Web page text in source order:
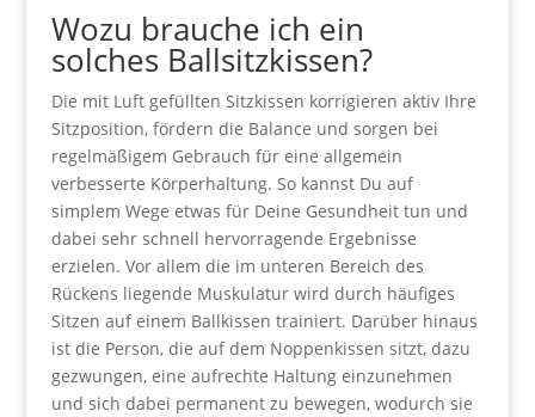
Wozu brauche ich ein
solches Ballsitzkissen?
Die mit Luft gefüllten Sitzkissen korrigieren aktiv Ihre
Sitzposition, fördern die Balance und sorgen bei
regelmäßigem Gebrauch für eine allgemein
verbesserte Körperhaltung. So kannst Du auf
simplem Wege etwas für Deine Gesundheit tun und
dabei sehr schnell hervorragende Ergebnisse
erzielen. Vor allem die im unteren Bereich des
Rückens liegende Muskulatur wird durch häufiges
Sitzen auf einem Ballkissen trainiert. Darüber hinaus
ist die Person, die auf dem Noppenkissen sitzt, dazu
gezwungen, eine aufrechte Haltung einzunehmen
und sich dabei permanent zu bewegen, wodurch sie